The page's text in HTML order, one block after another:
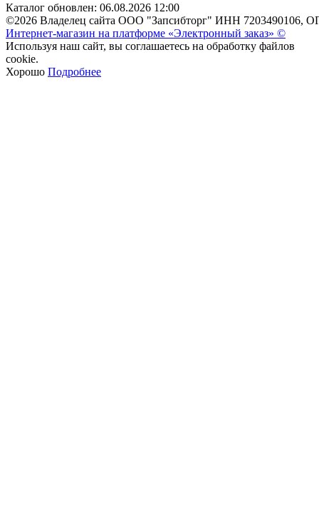
Каталог обновлен: 06.08.2026 12:00
©2026 Владелец сайта ООО "Запсибторг" ИНН 7203490106,
Интернет-магазин на платформе «Электронный заказ» ©
Используя наш сайт, вы соглашаетесь на обработку файлов
cookie.
Хорошо Подробнее